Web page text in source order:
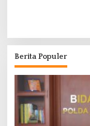
Berita Populer